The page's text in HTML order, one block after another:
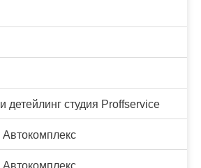
детейлинг студия Proffservice